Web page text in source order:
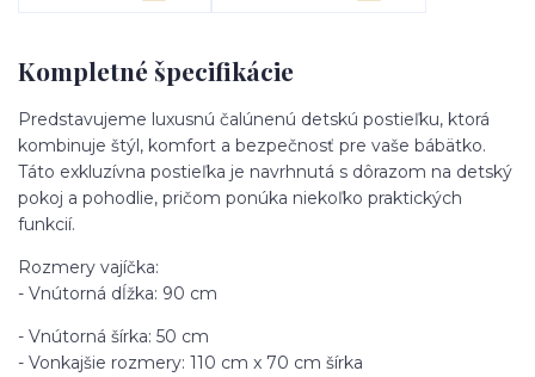
Kompletné špecifikácie
Predstavujeme luxusnú čalúnenú detskú postieľku, ktorá
kombinuje štýl, komfort a bezpečnosť pre vaše bábätko.
Táto exkluzívna postieľka je navrhnutá s dôrazom na detský
pokoj a pohodlie, pričom ponúka niekoľko praktických
funkcií.
Rozmery vajíčka:
- Vnútorná dĺžka: 90 cm
- Vnútorná šírka: 50 cm
- Vonkajšie rozmery: 110 cm x 70 cm šírka